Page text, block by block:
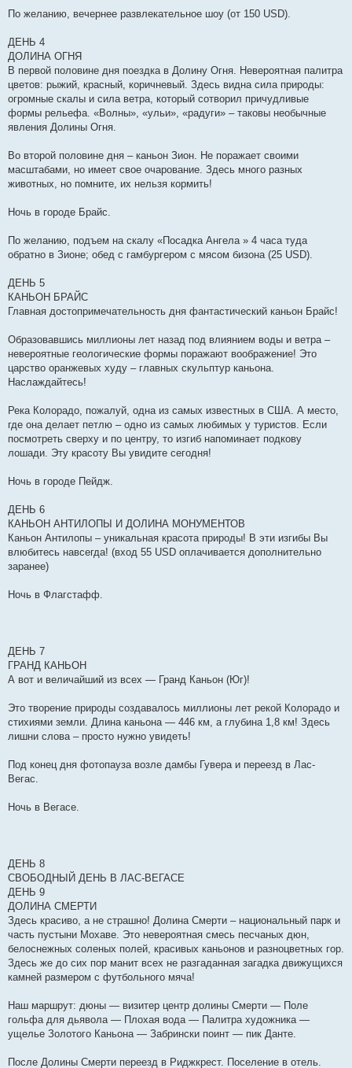
По желанию, вечернее развлекательное шоу (от 150 USD).
ДЕНЬ 4
ДОЛИНА ОГНЯ
В первой половине дня поездка в Долину Огня. Невероятная палитра
цветов: рыжий, красный, коричневый. Здесь видна сила природы:
огромные скалы и сила ветра, который сотворил причудливые
формы рельефа. «Волны», «ульи», «радуги» – таковы необычные
явления Долины Огня.
Во второй половине дня – каньон Зион. Не поражает своими
масштабами, но имеет свое очарование. Здесь много разных
животных, но помните, их нельзя кормить!
Ночь в городе Брайс.
По желанию, подъем на скалу «Посадка Ангела » 4 часа туда
обратно в Зионе; обед с гамбургером с мясом бизона (25 USD).
ДЕНЬ 5
КАНЬОН БРАЙС
Главная достопримечательность дня фантастический каньон Брайс!
Образовавшись миллионы лет назад под влиянием воды и ветра –
невероятные геологические формы поражают воображение! Это
царство оранжевых худу – главных скульптур каньона.
Наслаждайтесь!
Река Колорадо, пожалуй, одна из самых известных в США. А место,
где она делает петлю – одно из самых любимых у туристов. Если
посмотреть сверху и по центру, то изгиб напоминает подкову
лошади. Эту красоту Вы увидите сегодня!
Ночь в городе Пейдж.
ДЕНЬ 6
КАНЬОН АНТИЛОПЫ И ДОЛИНА МОНУМЕНТОВ
Каньон Антилопы – уникальная красота природы! В эти изгибы Вы
влюбитесь навсегда! (вход 55 USD оплачивается дополнительно
заранее)
Ночь в Флагстафф.
ДЕНЬ 7
ГРАНД КАНЬОН
А вот и величайший из всех — Гранд Каньон (Юг)!
Это творение природы создавалось миллионы лет рекой Колорадо и
стихиями земли. Длина каньона — 446 км, а глубина 1,8 км! Здесь
лишни слова – просто нужно увидеть!
Под конец дня фотопауза возле дамбы Гувера и переезд в Лас-
Вегас.
Ночь в Вегасе.
ДЕНЬ 8
СВОБОДНЫЙ ДЕНЬ В ЛАС-ВЕГАСЕ
ДЕНЬ 9
ДОЛИНА СМЕРТИ
Здесь красиво, а не страшно! Долина Смерти – национальный парк и
часть пустыни Мохаве. Это невероятная смесь песчаных дюн,
белоснежных соленых полей, красивых каньонов и разноцветных гор.
Здесь же до сих пор манит всех не разгаданная загадка движущихся
камней размером с футбольного мяча!
Наш маршрут: дюны — визитер центр долины Смерти — Поле
гольфа для дьявола — Плохая вода — Палитра художника —
ущелье Золотого Каньона — Забрински поинт — пик Данте.
После Долины Смерти переезд в Риджкрест. Поселение в отель.